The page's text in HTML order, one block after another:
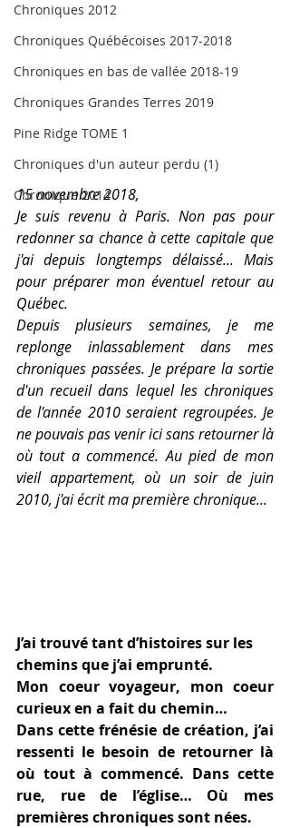
Chroniques 2012
Chroniques Québécoises 2017-2018
Chroniques en bas de vallée 2018-19
Chroniques Grandes Terres 2019
Pine Ridge TOME 1
Chroniques d'un auteur perdu (1)
Chronique 2014
15 novembre 2018,
Je suis revenu à Paris. Non pas pour
redonner sa chance à cette capitale que
j'ai depuis longtemps délaissé... Mais
pour préparer mon éventuel retour au
Québec.
Depuis plusieurs semaines, je me
replonge inlassablement dans mes
chroniques passées. Je prépare la sortie
d'un recueil dans lequel les chroniques
de l'année 2010 seraient regroupées. Je
ne pouvais pas venir ici sans retourner là
où tout a commencé. Au pied de mon
vieil appartement, où un soir de juin
J’ai trouvé tant d’histoires sur les
chemins que j’ai emprunté.
Mon coeur voyageur, mon coeur
curieux en a fait du chemin…
Dans cette frénésie de création, j’ai
ressenti le besoin de retourner là
où tout à commencé. Dans cette
rue, rue de l’église… Où mes
premières chroniques sont nées.